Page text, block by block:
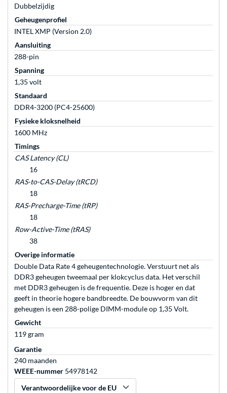
Dubbelzijdig
Geheugenprofiel
INTEL XMP (Version 2.0)
Aansluiting
288-pin
Spanning
1,35 volt
Standaard
DDR4-3200 (PC4-25600)
Fysieke kloksnelheid
1600 MHz
Timings
CAS Latency (CL)
16
RAS-to-CAS-Delay (tRCD)
18
RAS-Precharge-Time (tRP)
18
Row-Active-Time (tRAS)
38
Overige informatie
Double Data Rate 4 geheugentechnologie. Verstuurt net als
DDR3 geheugen tweemaal per klokcyclus data. Het verschil
met DDR3 geheugen is de frequentie. Deze is hoger en dat
geeft in theorie hogere bandbreedte. De bouwvorm van dit
geheugen is een 288-polige DIMM-module op 1,35 Volt.
Gewicht
119 gram
Garantie
240 maanden
WEEE-nummer 54978142
Verantwoordelijke voor de EU